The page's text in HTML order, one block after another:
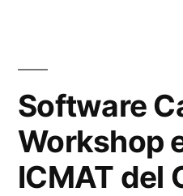
Software
Workshop
ICMAT del